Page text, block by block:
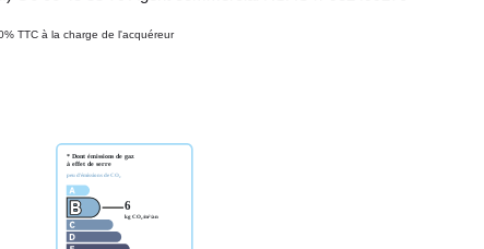
TTC à la charge de l'acquéreur